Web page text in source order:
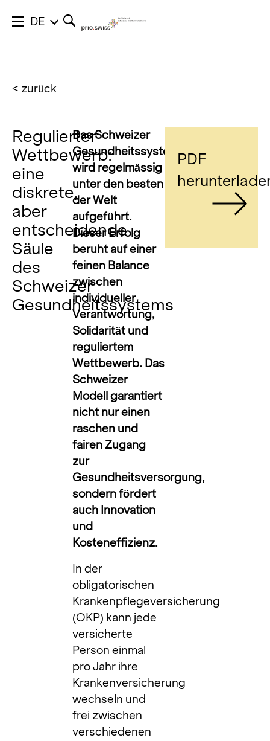
DE
< zurück
Regulierter
Wettbewerb:
eine
diskrete,
aber
entscheidende
Säule
des
Schweizer
Gesundheitssystems
Das Schweizer
Gesundheitssystem
wird regelmässig
unter den besten
der Welt
aufgeführt.
Dieser Erfolg
beruht auf einer
feinen Balance
zwischen
individueller
Verantwortung,
Solidarität und
reguliertem
Wettbewerb. Das
Schweizer
Modell garantiert
nicht nur einen
raschen und
fairen Zugang
zur
Gesundheitsversorgung,
sondern fördert
auch Innovation
und
Kosteneffizienz.
In der
obligatorischen
Krankenpflegeversicherung
(OKP) kann jede
versicherte
Person einmal
pro Jahr ihre
Krankenversicherung
wechseln und
frei zwischen
verschiedenen
PDF